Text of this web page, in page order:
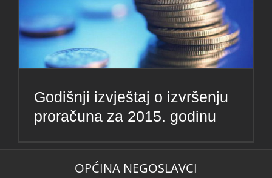
Godišnji izvještaj o izvršenju
proračuna za 2015. godinu
OPĆINA NEGOSLAVCI